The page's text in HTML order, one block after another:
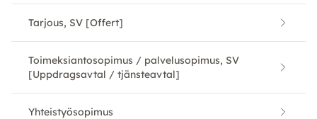
Tarjous, SV [Offert]
Toimeksiantosopimus / palvelusopimus, SV
[Uppdragsavtal / tjänsteavtal]
Yhteistyösopimus